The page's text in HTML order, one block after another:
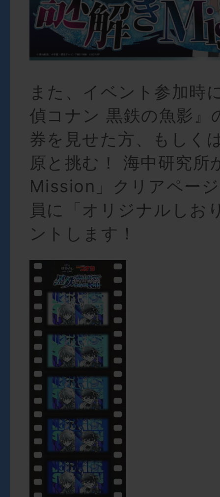
また、イベント参加時
偵コナン 黒鉄の魚影』
券を見せた方、もしく
原と挑む！ 海中研究所
Mission」クリアペー
員に「オリジナルしお
ントします！